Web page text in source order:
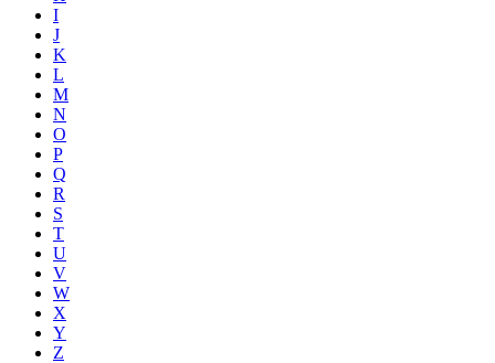
I
J
K
L
M
N
O
P
Q
R
S
T
U
V
W
X
Y
Z